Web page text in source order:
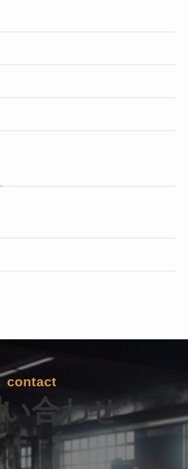
contact
合わせ